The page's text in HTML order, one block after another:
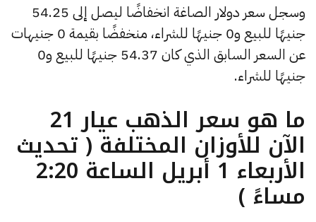
وسجل سعر دولار الصاغة انخفاضًا ليصل إلى 54.25
جنيهًا للبيع و0 جنيهًا للشراء، منخفضًا بقيمة 0 جنيهات
عن السعر السابق الذي كان 54.37 جنيهًا للبيع و0
جنيهًا للشراء.
ما هو سعر الذهب عيار 21
الآن للأوزان المختلفة ( تحديث
الأربعاء 1 أبريل الساعة 2:20
مساءً )